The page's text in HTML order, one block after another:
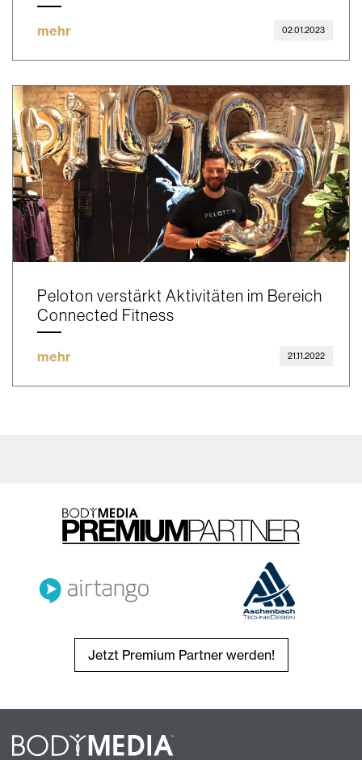
mehr 02.01.2023
Peloton verstärkt Aktivitäten im Bereich
Connected Fitness
mehr 21.11.2022
Jetzt Premium Partner werden!